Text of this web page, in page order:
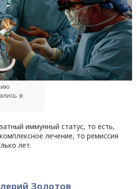
в
иммунный статус, то есть,
лечение, то ремиссия
лет.
Золотов